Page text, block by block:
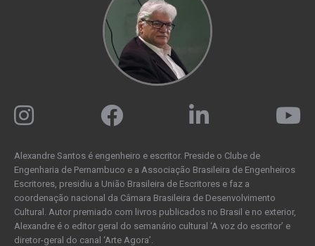
Alexandre Santos é engenheiro e escritor. Preside o Clube de
Engenharia de Pernambuco e a Associação Brasileira de Engenheiros
Escritores, presidiu a União Brasileira de Escritores e faz a
coordenação nacional da Câmara Brasileira de Desenvolvimento
Cultural. Autor premiado com livros publicados no Brasil e no exterior,
Alexandre é o editor geral do semanário cultural ‘A voz do escritor’ e
diretor-geral do canal ‘Arte Agora’.